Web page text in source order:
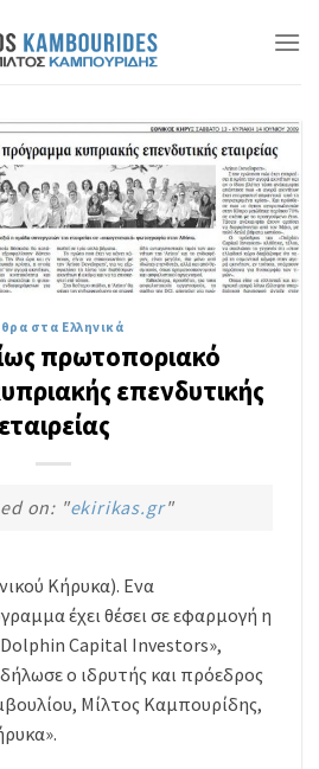
στα Ελληνικά
πρωτοποριακό
επενδυτικής
εταιρείας
on: "ekirikas.gr"
Κήρυκα). Ενα
έχει θέσει σε εφαρμογή η
Capital Investors»,
ο ιδρυτής και πρόεδρος
Μίλτος Καμπουρίδης,